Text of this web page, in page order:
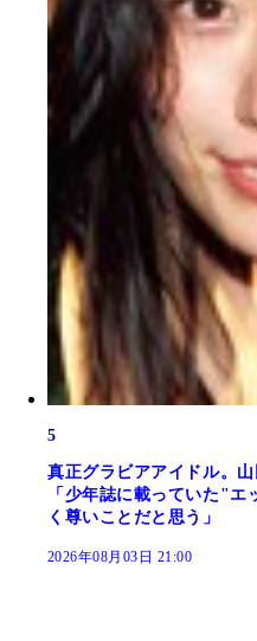
5
真正グラビアアイドル。
「少年誌に載っていた"
く尊いことだと思う」
2026年08月03日 21:00